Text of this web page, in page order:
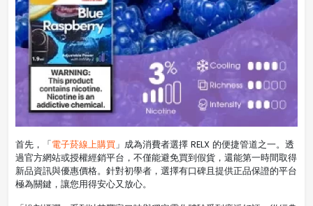
首先，「電子菸線上購買 」成為消費者選擇 RELX 的便捷管道之一。透
過官方網站或授權經銷平台，不僅能避免買到假貨，還能第一時間取得
新品資訊與優惠價格。針對初學者，選擇有口碑且提供正品保證的平台
極為關鍵，讓您用得安心又放心。